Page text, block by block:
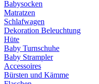
Babysocken
Matratzen
Schlafwagen
Dekoration Beleuchtung
Hüte
Baby Turnschuhe
Baby Strampler
Accessoires
Bürsten und Kämme